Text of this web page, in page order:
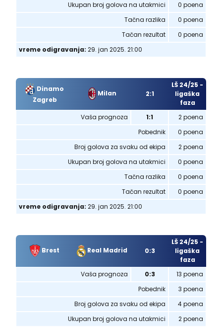
Ukupan broj golova na utakmici
0 poena
Tačna razlika
0 poena
Tačan rezultat
0 poena
vreme odigravanja: 29. jan 2025. 21:00
Dinamo
Zagreb
Milan 2:1
LŠ 24/25 -
ligaška
faza
Vaša prognoza
1:1
2 poena
Pobednik
0 poena
Broj golova za svaku od ekipa
2 poena
Ukupan broj golova na utakmici
0 poena
Tačna razlika
0 poena
Tačan rezultat
0 poena
vreme odigravanja: 29. jan 2025. 21:00
Brest Real Madrid 0:3
LŠ 24/25 -
ligaška
faza
Vaša prognoza
0:3
13 poena
Pobednik
3 poena
Broj golova za svaku od ekipa
4 poena
Ukupan broj golova na utakmici
2 poena